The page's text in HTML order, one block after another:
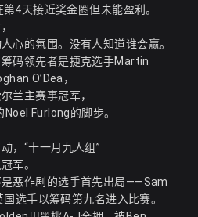
4天接近奖金圈但未能盈利。
心的氛围。没有人知道谁会赢。
码领先者是捷克选手Martin
O’Dea，
兰主赛事冠军，
Furlong的脚步。
，“十一月九人组”
军。
恶作剧的选手首先出局——Sam
选手以筹码第九名进入比赛。